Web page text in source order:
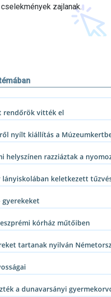
zajlanak.
rendőrök vitték el
nyílt kiállítás a
helyszínen razziáztak a
keletkezett
kórház műtőiben
tartanak nyilván
a dunavarsányi